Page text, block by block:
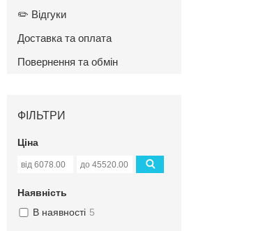
✏️ Відгуки
Доставка та оплата
Повернення та обмін
ФІЛЬТРИ
Ціна
Наявність
В наявності 5